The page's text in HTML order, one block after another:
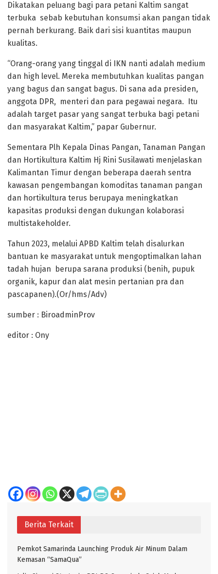
Dikatakan peluang bagi para petani Kaltim sangat
terbuka sebab kebutuhan konsumsi akan pangan tidak
pernah berkurang. Baik dari sisi kuantitas maupun
kualitas.
“Orang-orang yang tinggal di IKN nanti adalah medium
dan high level. Mereka membutuhkan kualitas pangan
yang bagus dan sangat bagus. Di sana ada presiden,
anggota DPR, menteri dan para pegawai negara. Itu
adalah target pasar yang sangat terbuka bagi petani
dan masyarakat Kaltim,” papar Gubernur.
Sementara Plh Kepala Dinas Pangan, Tanaman Pangan
dan Hortikultura Kaltim Hj Rini Susilawati menjelaskan
Kalimantan Timur dengan beberapa daerah sentra
kawasan pengembangan komoditas tanaman pangan
dan hortikultura terus berupaya meningkatkan
kapasitas produksi dengan dukungan kolaborasi
multistakeholder.
Tahun 2023, melalui APBD Kaltim telah disalurkan
bantuan ke masyarakat untuk mengoptimalkan lahan
tadah hujan berupa sarana produksi (benih, pupuk
organik, kapur dan alat mesin pertanian pra dan
pascapanen).(Or/hms/Adv)
sumber : BiroadminProv
editor : Ony
Berita Terkait
Pemkot Samarinda Launching Produk Air Minum Dalam
Kemasan “SamaQua”